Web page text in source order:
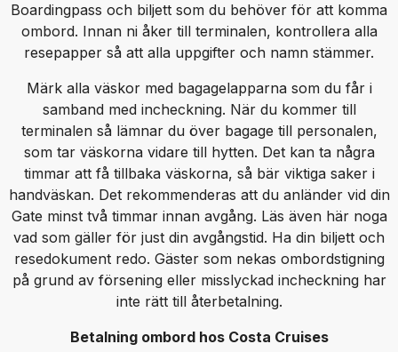
Boardingpass och biljett som du behöver för att komma
ombord. Innan ni åker till terminalen, kontrollera alla
resepapper så att alla uppgifter och namn stämmer.
Märk alla väskor med bagagelapparna som du får i
samband med incheckning. När du kommer till
terminalen så lämnar du över bagage till personalen,
som tar väskorna vidare till hytten. Det kan ta några
timmar att få tillbaka väskorna, så bär viktiga saker i
handväskan. Det rekommenderas att du anländer vid din
Gate minst två timmar innan avgång. Läs även här noga
vad som gäller för just din avgångstid. Ha din biljett och
resedokument redo. Gäster som nekas ombordstigning
på grund av försening eller misslyckad incheckning har
inte rätt till återbetalning.
Betalning ombord hos Costa Cruises